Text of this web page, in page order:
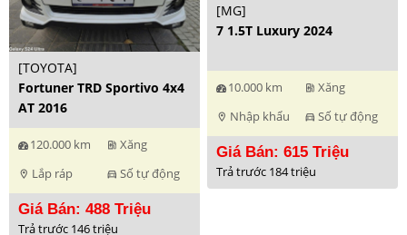
[TOYOTA]
Fortuner TRD Sportivo 4x4
AT 2016
120.000 km ev_station Xăng
location_on Lắp ráp directions_car Số tự động
Giá Bán: 488 Triệu
Trả trước 146 triệu
[MG]
7 1.5T Luxury 2024
10.000 km ev_station Xăng
location_on Nhập khẩu directions_car Số tự động
Giá Bán: 615 Triệu
Trả trước 184 triệu